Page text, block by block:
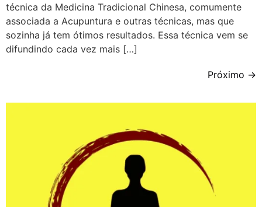
técnica da Medicina Tradicional Chinesa, comumente
associada a Acupuntura e outras técnicas, mas que
sozinha já tem ótimos resultados. Essa técnica vem se
difundindo cada vez mais […]
Próximo →